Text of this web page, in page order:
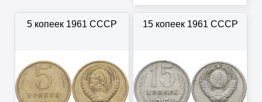
5 копеек 1961 СССР 15 копеек 1961 СССР